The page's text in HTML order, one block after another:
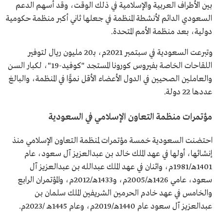
بين الأطراف العربية والإسلامية في ذلك الوقت، وقد أسهم الدعم
السعودي الدائم لأنشطة المنظمة في جعلها ثاني أكبر منظمة حكومية
دولية، بعد منظمة الأمم المتحدة.
وتبرعت السعودية في سبتمبر 2021م، بـ20 مليون ريال لتوفير
اللقاحات الخاصة بفيروس كورونا المستجد "كوفيد-19"، لكبار السن
والعاملين الصحيين في الدول الأعضاء الأقل نموًّا في المنظمة، والبالغ
عددها 22 دولة.
مؤتمرات منظمة التعاون الإسلامي في السعودية
احتضنت السعودية خمسة مؤتمرات لمنظمة التعاون الإسلامي منذ
إنشائها، أولها في عهد الملك خالد بن عبدالعزيز آل سعود، عام
1401هـ/1981م، واثنان في عهد الملك عبدالله بن عبدالعزيز آل
سعود، عامي 1426هـ/2005م، و1433هـ/2012م، والمؤتمران الرابع
والخامس في عهد خادم الحرمين الشريفين الملك سلمان بن
عبدالعزيز آل سعود عام 1440هـ/2019م، وعام 1445هـ /2023م.